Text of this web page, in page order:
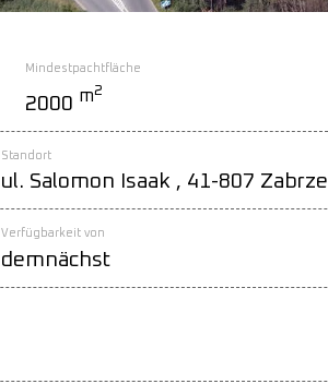
Mindestpachtfläche
2000 m2
Standort
ul. Salomon Isaak , 41-807 Zabrze
Verfügbarkeit von
demnächst